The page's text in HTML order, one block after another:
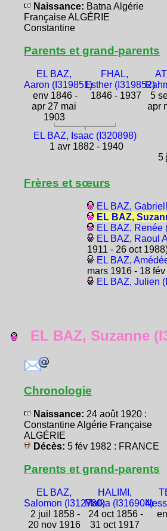
Naissance: Batna Algérie
Française ALGÉRIE
Constantine
Parents et grand-parents
EL BAZ,
Aaron (I319851)
env 1846 -
apr 27 mai
1903
FHAL,
Esther (I319852)
1846 - 1937
5
apr
EL BAZ, Isaac (I320898)
1 avr 1882 - 1940
5
Frères et sœurs
EL BAZ,
EL BAZ,
EL BAZ, Renée
EL BAZ, Raoul
1911 - 26 oct
EL BAZ,
mars 1916 - 18
EL BAZ, Julien
EL BAZ, Suzanne
Chronologie
Naissance: 24 août 1920 :
Constantine Algérie Française
ALGÉRIE
Décès: 5 fév 1982 : FRANCE
Parents et grand-parents
EL BAZ,
Salomon (I312780)
2 juil 1858 -
20 nov 1916
HALIMI,
Malka (I316904)
24 oct 1856 -
31 oct 1917